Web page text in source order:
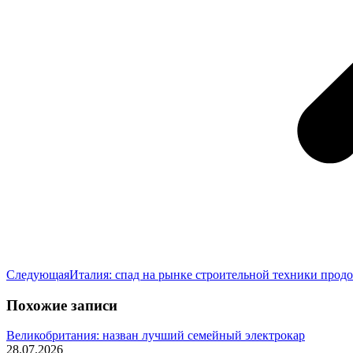
СледующаяСледующая
Италия: спад на рынке строительной техники
Похожие записи
Великобритания: назван лучший семейный электрокар
28.07.2026